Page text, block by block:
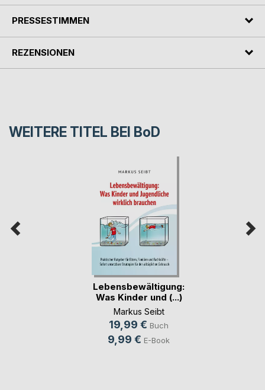
PRESSESTIMMEN
REZENSIONEN
WEITERE TITEL BEI BoD
Lebensbewältigung:
Was Kinder und (...)
Markus Seibt
19,99 € Buch
9,99 € E-Book